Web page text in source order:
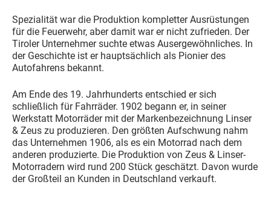
Spezialität war die Produktion kompletter Ausrüstungen
für die Feuerwehr, aber damit war er nicht zufrieden. Der
Tiroler Unternehmer suchte etwas Ausergewöhnliches. In
der Geschichte ist er hauptsächlich als Pionier des
Autofahrens bekannt.
Am Ende des 19. Jahrhunderts entschied er sich
schließlich für Fahrräder. 1902 begann er, in seiner
Werkstatt Motorräder mit der Markenbezeichnung Linser
& Zeus zu produzieren. Den größten Aufschwung nahm
das Unternehmen 1906, als es ein Motorrad nach dem
anderen produzierte. Die Produktion von Zeus & Linser-
Motorradern wird rund 200 Stück geschätzt. Davon wurde
der Großteil an Kunden in Deutschland verkauft.